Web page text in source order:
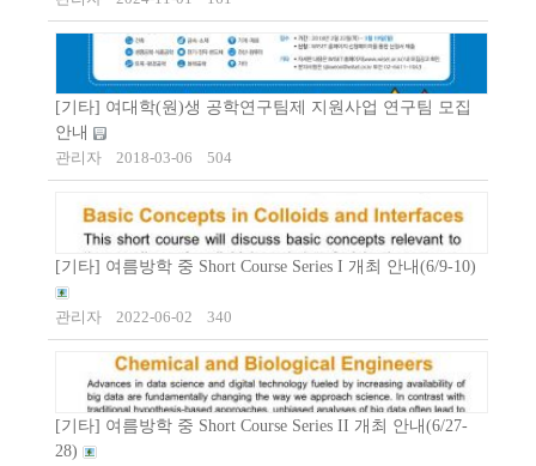
[기타] 여대학(원)생 공학연구팀제 지원사업 연구팀 모집
안내
관리자
2018-03-06 504
[기타] 여름방학 중 Short Course Series I 개최 안내(6/9-10)
관리자 2022-06-02 340
[기타] 여름방학 중 Short Course Series II 개최 안내(6/27-
28)